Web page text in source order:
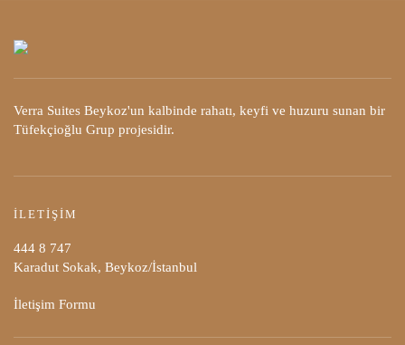
Verra Suites Beykoz'un kalbinde rahatı, keyfi ve huzuru sunan bir
Tüfekçioğlu Grup projesidir.
İLETIŞIM
444 8 747
Karadut Sokak, Beykoz/İstanbul
İletişim Formu